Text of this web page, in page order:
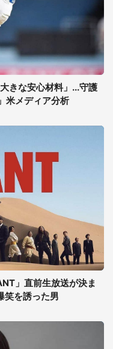
きな安心材料」...守護
米メディア分析
」直前生放送が決ま
笑を誘った男